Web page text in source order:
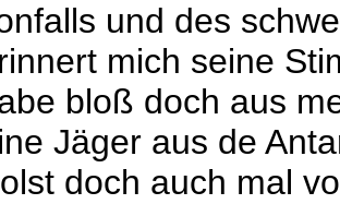
und des
mich seine
bloß doch aus
Jäger aus de
doch auch mal